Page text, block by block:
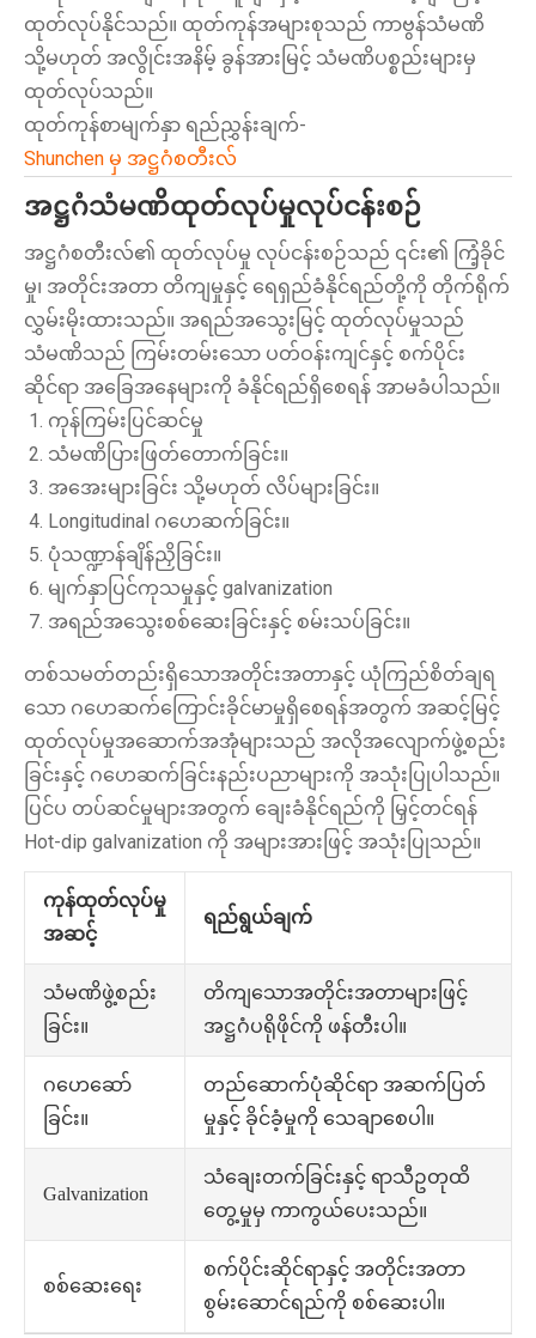
ထုတ်လုပ်နိုင်သည်။ ထုတ်ကုန်အများစုသည် ကာဗွန်သံမဏိ
သို့မဟုတ် အလွိုင်းအနိမ့် ခွန်အားမြင့် သံမဏိပစ္စည်းများမှ
ထုတ်လုပ်သည်။
ထုတ်ကုန်စာမျက်နှာ ရည်ညွှန်းချက်-
Shunchen မှ အဋ္ဌဂံစတီးလ်
အဋ္ဌဂံသံမဏိထုတ်လုပ်မှုလုပ်ငန်းစဉ်
အဋ္ဌဂံစတီးလ်၏ ထုတ်လုပ်မှု လုပ်ငန်းစဉ်သည် ၎င်း၏ ကြံ့ခိုင်
မှု၊ အတိုင်းအတာ တိကျမှုနှင့် ရေရှည်ခံနိုင်ရည်တို့ကို တိုက်ရိုက်
လွှမ်းမိုးထားသည်။ အရည်အသွေးမြင့် ထုတ်လုပ်မှုသည်
သံမဏိသည် ကြမ်းတမ်းသော ပတ်ဝန်းကျင်နှင့် စက်ပိုင်း
ဆိုင်ရာ အခြေအနေများကို ခံနိုင်ရည်ရှိစေရန် အာမခံပါသည်။
ကုန်ကြမ်းပြင်ဆင်မှု
သံမဏိပြားဖြတ်တောက်ခြင်း။
အအေးများခြင်း သို့မဟုတ် လိပ်များခြင်း။
Longitudinal ဂဟေဆက်ခြင်း။
ပုံသဏ္ဍာန်ချိန်ညှိခြင်း။
မျက်နှာပြင်ကုသမှုနှင့် galvanization
အရည်အသွေးစစ်ဆေးခြင်းနှင့် စမ်းသပ်ခြင်း။
တစ်သမတ်တည်းရှိသောအတိုင်းအတာနှင့် ယုံကြည်စိတ်ချရ
သော ဂဟေဆက်ကြောင်းခိုင်မာမှုရှိစေရန်အတွက် အဆင့်မြင့်
ထုတ်လုပ်မှုအဆောက်အအုံများသည် အလိုအလျောက်ဖွဲ့စည်း
ခြင်းနှင့် ဂဟေဆက်ခြင်းနည်းပညာများကို အသုံးပြုပါသည်။
ပြင်ပ တပ်ဆင်မှုများအတွက် ချေးခံနိုင်ရည်ကို မြှင့်တင်ရန်
Hot-dip galvanization ကို အများအားဖြင့် အသုံးပြုသည်။
ကုန်ထုတ်လုပ်မှု
အဆင့်
ရည်ရွယ်ချက်
သံမဏိဖွဲ့စည်း
ခြင်း။
တိကျသောအတိုင်းအတာများဖြင့်
အဋ္ဌဂံပရိုဖိုင်ကို ဖန်တီးပါ။
ဂဟေဆော်
ခြင်း။
တည်ဆောက်ပုံဆိုင်ရာ အဆက်ပြတ်
မှုနှင့် ခိုင်ခံ့မှုကို သေချာစေပါ။
Galvanization
သံချေးတက်ခြင်းနှင့် ရာသီဥတုထိ
တွေ့မှုမှ ကာကွယ်ပေးသည်။
စစ်ဆေးရေး
စက်ပိုင်းဆိုင်ရာနှင့် အတိုင်းအတာ
စွမ်းဆောင်ရည်ကို စစ်ဆေးပါ။